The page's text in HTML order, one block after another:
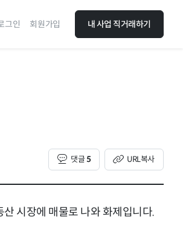
그인 회원가입 내 사업 직거래하기
댓글5 URL복사
산 시장에 매물로 나와 화제입니다.